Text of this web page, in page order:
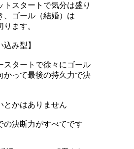
トスタートで気分は盛り
、ゴール（結婚）は
ます。
込み型】
スタートで徐々にゴール
かって最後の持久力で決
とかはありません
の決断力がすべてです